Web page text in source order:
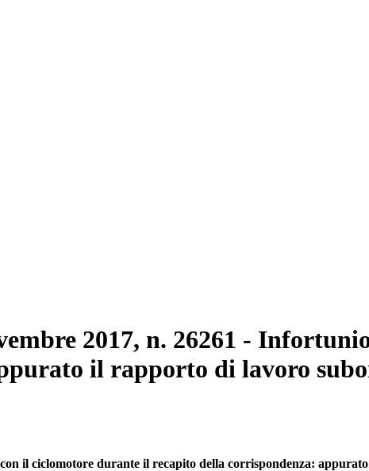
2017, n. 26261 -
il rapporto di lavoro
il ciclomotore durante il recapito della corrispondenza: